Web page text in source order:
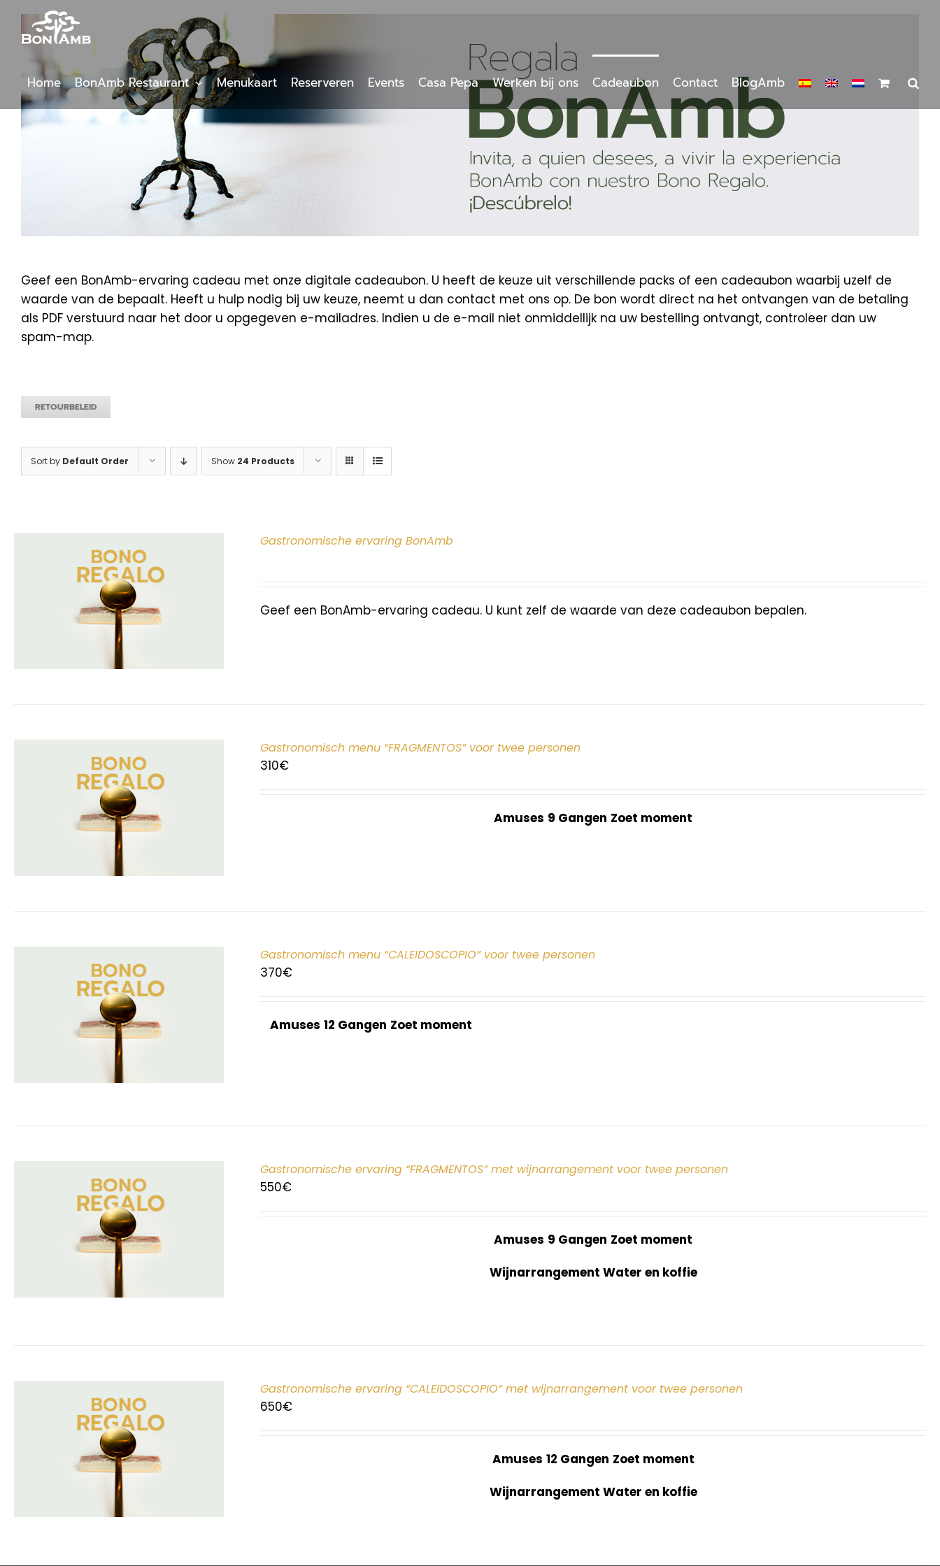
content
Home BonAmb Restaurant Menukaart Reserveren Events Casa Pepa Werken bij ons Cadeaubon Contact BlogAmb
Geef een BonAmb-ervaring cadeau met onze digitale cadeaubon. U heeft de keuze uit verschillende packs of een cadeaubon waarbij uzelf de
waarde van de bepaalt. Heeft u hulp nodig bij uw keuze, neemt u dan contact met ons op. De bon wordt direct na het ontvangen van de betaling
als PDF verstuurd naar het door u opgegeven e-mailadres. Indien u de e-mail niet onmiddellijk na uw bestelling ontvangt, controleer dan uw
spam-map.
RETOURBELEID
Sort by Default Order Show 24 Products
Gastronomische ervaring BonAmb
Geef een BonAmb-ervaring cadeau. U kunt zelf de waarde van deze cadeaubon bepalen.
Gastronomisch menu “FRAGMENTOS” voor twee personen
310€
Amuses 9 Gangen Zoet moment
Gastronomisch menu “CALEIDOSCOPIO” voor twee personen
370€
Amuses 12 Gangen Zoet moment
Gastronomische ervaring “FRAGMENTOS” met wijnarrangement voor twee personen
550€
Amuses 9 Gangen Zoet moment
Wijnarrangement Water en koffie
Gastronomische ervaring “CALEIDOSCOPIO” met wijnarrangement voor twee personen
650€
Amuses 12 Gangen Zoet moment
Wijnarrangement Water en koffie